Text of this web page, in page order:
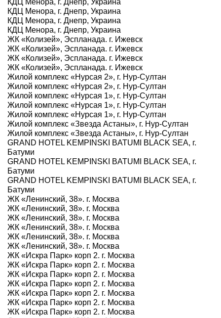
КДЦ Менора, г. Днепр, Украина
КДЦ Менора, г. Днепр, Украина
КДЦ Менора, г. Днепр, Украина
КДЦ Менора, г. Днепр, Украина
ЖК «Колизей», Эспланада. г. Ижевск
ЖК «Колизей», Эспланада. г. Ижевск
ЖК «Колизей», Эспланада. г. Ижевск
ЖК «Колизей», Эспланада. г. Ижевск
Жилой комплекс «Нурсая 2», г. Нур-Султан
Жилой комплекс «Нурсая 2», г. Нур-Султан
Жилой комплекс «Нурсая 1», г. Нур-Султан
Жилой комплекс «Нурсая 1», г. Нур-Султан
Жилой комплекс «Нурсая 1», г. Нур-Султан
Жилой комплекс «Звезда Астаны», г. Нур-Султан
Жилой комплекс «Звезда Астаны», г. Нур-Султан
GRAND HOTEL KEMPINSKI BATUMI BLACK SEA, г.
Батуми
GRAND HOTEL KEMPINSKI BATUMI BLACK SEA, г.
Батуми
GRAND HOTEL KEMPINSKI BATUMI BLACK SEA, г.
Батуми
ЖК «Ленинский, 38». г. Москва
ЖК «Ленинский, 38». г. Москва
ЖК «Ленинский, 38». г. Москва
ЖК «Ленинский, 38». г. Москва
ЖК «Ленинский, 38». г. Москва
ЖК «Ленинский, 38». г. Москва
ЖК «Искра Парк» корп 2. г. Москва
ЖК «Искра Парк» корп 2. г. Москва
ЖК «Искра Парк» корп 2. г. Москва
ЖК «Искра Парк» корп 2. г. Москва
ЖК «Искра Парк» корп 2. г. Москва
ЖК «Искра Парк» корп 2. г. Москва
ЖК «Искра Парк» корп 2. г. Москва